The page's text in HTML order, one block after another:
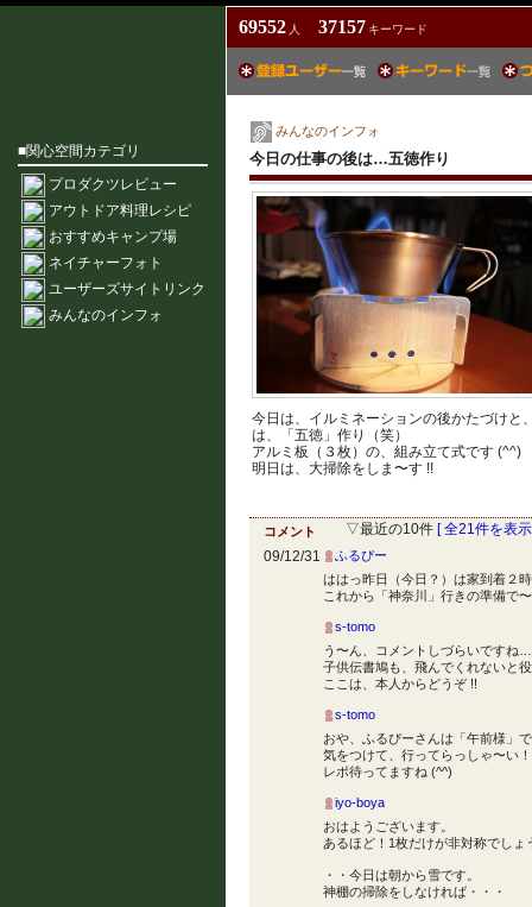
■関心空間カテゴリ
プロダクツレビュー
アウトドア料理レシピ
おすすめキャンプ場
ネイチャーフォト
ユーザーズサイトリンク
みんなのインフォ
69552 人 37157 キーワード
みんなのインフォ
今日の仕事の後は…五徳作り
今日は、イルミネーションの後かたづけ
は、「五徳」作り（笑）
アルミ板（３枚）の、組み立て式です (^^)
明日は、大掃除をしま〜す !!
コメント ▽最近の10件 [ 全21件を表
09/12/31
ふるぴー
ははっ昨日（今日？）は家到着２
これから「神奈川」行きの準備で
s-tomo
う〜ん、コメントしづらいですね
子供伝書鳩も、飛んでくれないと
ここは、本人からどうぞ !!
s-tomo
おや、ふるぴーさんは「午前様」
気をつけて、行ってらっしゃ〜い！
レポ待ってますね (^^)
iyo-boya
おはようございます。
あるほど！1枚だけが非対称でしょ
・・今日は朝から雪です。
神棚の掃除をしなければ・・・